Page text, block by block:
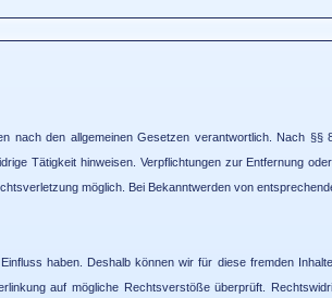
den allgemeinen Gesetzen verantwortlich. Nach
Tätigkeit hinweisen. Verpflichtungen zur Entfernung
möglich. Bei Bekanntwerden von
haben. Deshalb können wir für diese fremden
auf mögliche Rechtsverstöße überprüft.